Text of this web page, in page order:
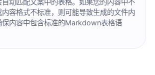
动匹配文案中的表格。如果您的内容中不
容格式不标准，则可能导致生成的文件内
保内容中包含标准的Markdown表格语